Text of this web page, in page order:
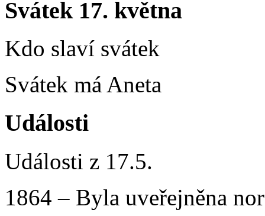
Svátek 17. května
Kdo slaví svátek
Svátek má Aneta
Události
Události z 17.5.
1864 – Byla uveřejněna